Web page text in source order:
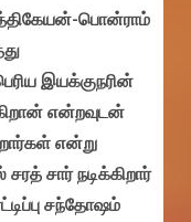
பொன்ராம்
இயக்குநரின்
என்றவுடன்
என்று
சார் நடிக்கிறார்
சந்தோஷம்